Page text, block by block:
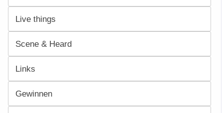
Live things
Scene & Heard
Links
Gewinnen